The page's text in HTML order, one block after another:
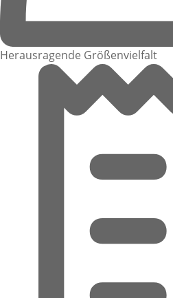
Herausragende Größenvielfalt